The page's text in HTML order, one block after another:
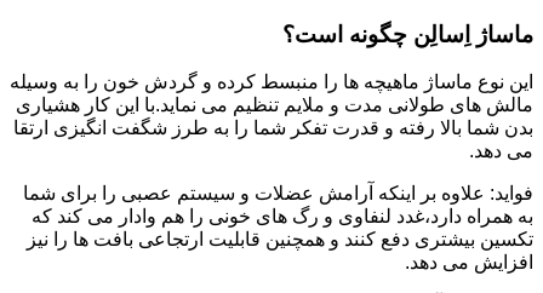
ماساژ اِسالِن چگونه است؟
این نوع ماساژ ماهیچه ها را منبسط کرده و گردش خون را به وسیله
مالش های طولانی مدت و ملایم تنظیم می نماید.با این کار هشیاری
بدن شما بالا رفته و قدرت تفکر شما را به طرز شگفت انگیزی ارتقا
می دهد.
فواید: علاوه بر اینکه آرامش عضلات و سیستم عصبی را برای شما
به همراه دارد،غدد لنفاوی و رگ های خونی را هم وادار می کند که
تکسین بیشتری دفع کنند و همچنین قابلیت ارتجاعی بافت ها را نیز
افزایش می دهد.